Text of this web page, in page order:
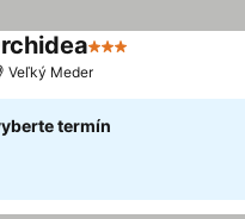
3 Počet hvězdiček
Veľký Meder
termín